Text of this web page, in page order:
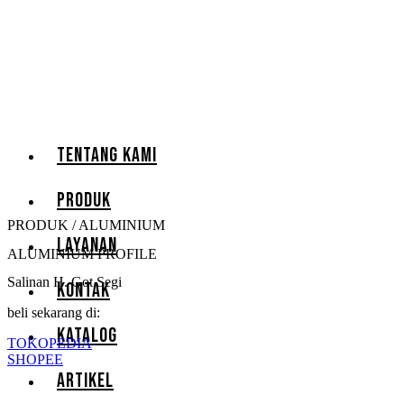
TENTANG KAMI
PRODUK
LAYANAN
KONTAK
KATALOG
ARTIKEL
PRODUK / ALUMINIUM
ALUMINIUM PROFILE
Salinan H. Got Segi
beli sekarang di:
TOKOPEDIA
SHOPEE